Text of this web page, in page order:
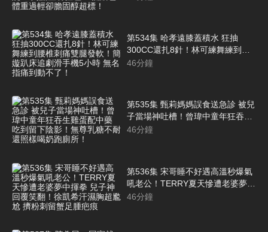
第534集 哈孝遠膝蓋積水 狂抽
300CC還扎8針！林可練舞練到腰
椎刺痛雙腿發軟！簡嫙趴床追劇滑
46分鐘
第535集 甄莉媽媽誤食送急診 被兒
子當場神吐槽！曾瑋中童年狂吞生
雞蛋配中藥 吃到留下陰影！無尊乳
46分鐘
第536集 宋哥睡不好遇高溫秒爆氣
吼老公！TERRY夏天慘遭老婆夢中
揮拳 兒子神回覆笑翻！徐凱希汗濕
46分鐘